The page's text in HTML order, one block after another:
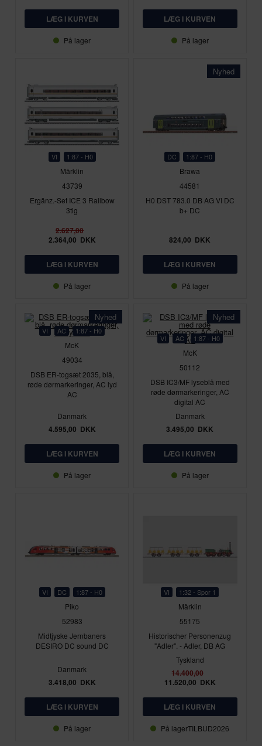
På lager På lager
VI 1:87 - H0
Märklin
43739
Ergänz.-Set ICE 3 Railbow
3tlg
2.627,00
2.364,00 DKK
På lager
Nyhed
DC 1:87 - H0
Brawa
44581
H0 DST 783.0 DB AG VI DC
b+ DC
824,00 DKK
På lager
Nyhed
VI AC 1:87 - H0
McK
49034
DSB ER-togsæt 2035, blå,
røde dørmarkeringer, AC lyd
AC
Danmark
4.595,00 DKK
På lager
Nyhed
VI AC 1:87 - H0
McK
50112
DSB IC3/MF lyseblå med
røde dørmarkeringer, AC
digital AC
Danmark
3.495,00 DKK
På lager
VI DC 1:87 - H0
Piko
52983
Midtjyske Jernbaners
DESIRO DC sound DC
Danmark
3.418,00 DKK
På lager
VI 1:32 - Spor 1
Märklin
55175
Historischer Personenzug
"Adler". - Adler, DB AG
Tyskland
14.400,00
11.520,00 DKK
På lagerTILBUD2026